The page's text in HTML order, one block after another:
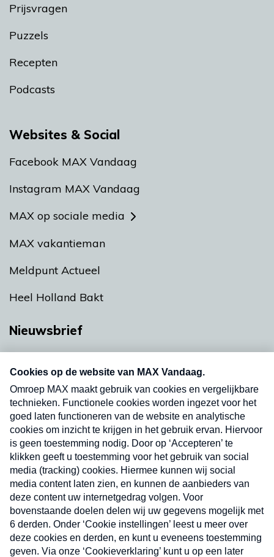
Prijsvragen
Puzzels
Recepten
Podcasts
Websites & Social
Facebook MAX Vandaag
Instagram MAX Vandaag
MAX op sociale media
MAX vakantieman
Meldpunt Actueel
Heel Holland Bakt
Nieuwsbrief
nieuwsbrief. Elke vrijdag- en dinsdagochtend in
uw mailbox.
Verzend
Nieuwsbrief